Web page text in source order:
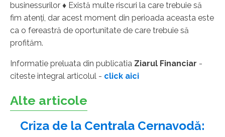
businessurilor ♦ Există multe riscuri la care trebuie să
fim atenţi, dar acest moment din perioada aceasta este
ca o fereastră de oportunitate de care trebuie să
profităm.
Informatie preluata din publicatia Ziarul Financiar -
citeste integral articolul - click aici
Alte articole
Criza de la Centrala Cernavodă: